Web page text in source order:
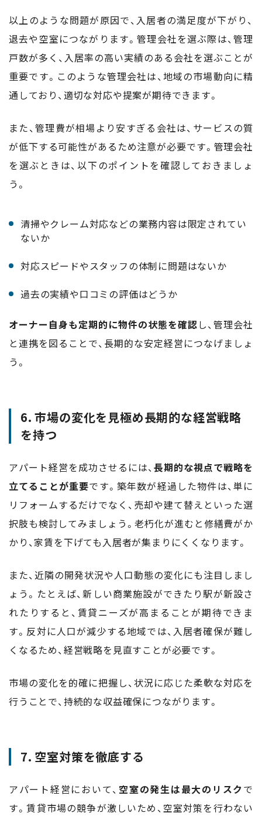
以上のような問題が原因で、入居者の満足度が下がり、
退去や空室につながります。管理会社を選ぶ際は、管理
戸数が多く、入居率の高い実績のある会社を選ぶことが
重要です。このような管理会社は、地域の市場動向に精
通しており、適切な対応や提案が期待できます。
また、管理費が相場より安すぎる会社は、サービスの質
が低下する可能性があるため注意が必要です。管理会社
を選ぶときは、以下のポイントを確認しておきましょ
う。
清掃やクレーム対応などの業務内容は限定されてい
ないか
対応スピードやスタッフの体制に問題はないか
過去の実績や口コミの評価はどうか
オーナー自身も定期的に物件の状態を確認し、管理会社
と連携を図ることで、長期的な安定経営につなげましょ
う。
6. 市場の変化を見極め長期的な経営戦略
を持つ
アパート経営を成功させるには、長期的な視点で戦略を
立てることが重要です。築年数が経過した物件は、単に
リフォームするだけでなく、売却や建て替えといった選
択肢も検討してみましょう。老朽化が進むと修繕費がか
かり、家賃を下げても入居者が集まりにくくなります。
また、近隣の開発状況や人口動態の変化にも注目しまし
ょう。たとえば、新しい商業施設ができたり駅が新設さ
れたりすると、賃貸ニーズが高まることが期待できま
す。反対に人口が減少する地域では、入居者確保が難し
くなるため、経営戦略を見直すことが必要です。
市場の変化を的確に把握し、状況に応じた柔軟な対応を
行うことで、持続的な収益確保につながります。
7. 空室対策を徹底する
アパート経営において、 空室の発生は最大のリスクで
す。賃貸市場の競争が激しいため、空室対策を行わない